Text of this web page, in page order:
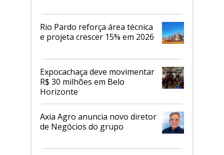
Rio Pardo reforça área técnica
e projeta crescer 15% em 2026
Expocachaça deve movimentar
R$ 30 milhões em Belo
Horizonte
Axia Agro anuncia novo diretor
de Negócios do grupo